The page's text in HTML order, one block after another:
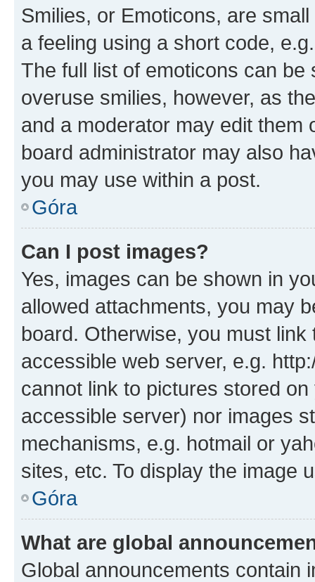
Smilies, or Emoticons, are
a feeling using a short code,
The full list of emoticons can
overuse smilies, however, as
and a moderator may edit them
board administrator may also
you may use within a post.
Góra
Can I post images?
Yes, images can be shown in
allowed attachments, you may
board. Otherwise, you must
accessible web server, e.g.
cannot link to pictures stored
accessible server) nor images
mechanisms, e.g. hotmail or
sites, etc. To display the image
Góra
What are global
Global announcements contain